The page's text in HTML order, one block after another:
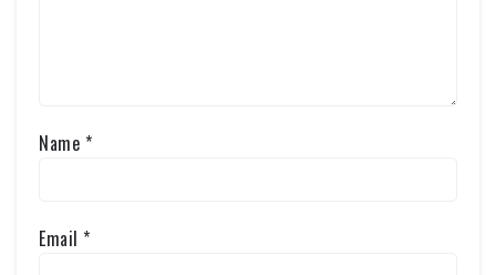
Name *
Email *